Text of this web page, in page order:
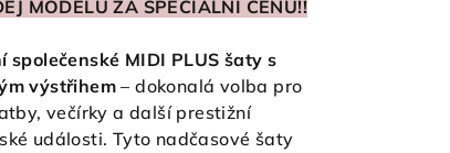
MODELU ZA SPECIÁLNÍ CENU!!
společenské MIDI PLUS šaty s
výstřihem – dokonalá volba pro
večírky a další prestižní
události. Tyto nadčasové šaty